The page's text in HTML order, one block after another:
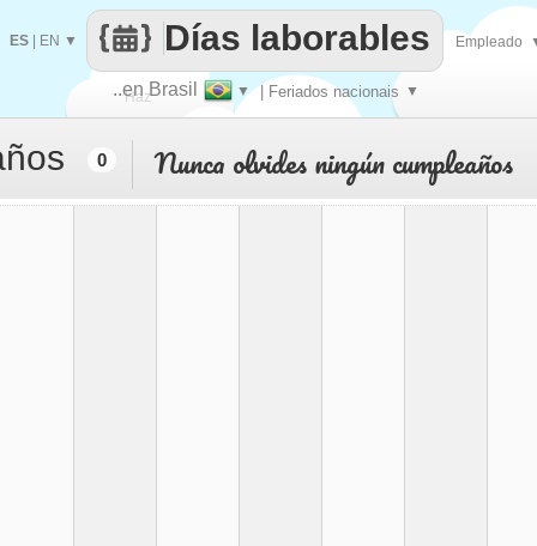
Haz
que
..en Brasil ▼ | Feriados nacionais ▼
Días laborables
ES EN ▼ Empleado
0 Nunca olvides ningún cumpleaños